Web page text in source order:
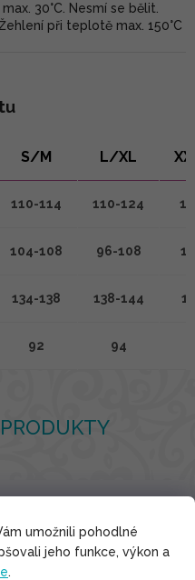
umožnili pohodlné
jeho funkce, výkon a
.
30°C. Nesmí se bělit.
při teplotě max. 150°C
S/M L/XL
110-114 110-124
104-108 96-108
134-138 138-144
92 94